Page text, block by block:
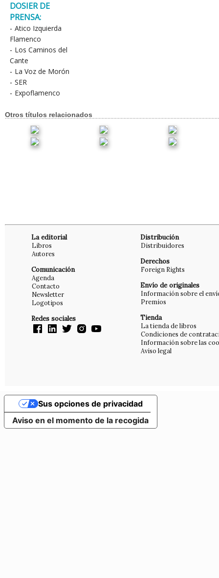
DOSIER DE
PRENSA:
- Atico Izquierda
Flamenco
- Los Caminos del
Cante
- La Voz de Morón
- SER
- Expoflamenco
Otros títulos relacionados
La editorial
Libros
Autores
Comunicación
Agenda
Contacto
Newsletter
Logotipos
Redes sociales
Distribución
Distribuidores
Derechos
Foreign Rights
Envío de originales
Información sobre el
Premios
Tienda
La tienda de libros
Condiciones de
Información sobre las
Aviso legal
Aviso en el momento de la recogida
Sus opciones de privacidad